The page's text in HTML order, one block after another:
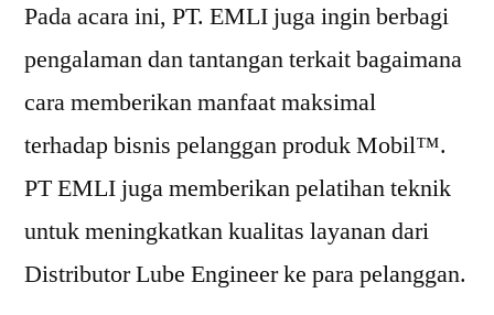
Pada acara ini, PT. EMLI juga ingin berbagi
pengalaman dan tantangan terkait bagaimana
cara memberikan manfaat maksimal
terhadap bisnis pelanggan produk Mobil™.
PT EMLI juga memberikan pelatihan teknik
untuk meningkatkan kualitas layanan dari
Distributor Lube Engineer ke para pelanggan.